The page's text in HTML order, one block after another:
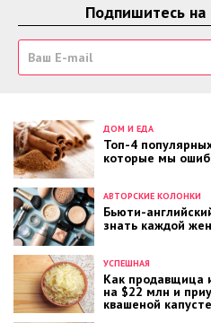
Подпишитесь на
ДОМ И ЕДА
Топ-4
которые мы
АВТОРСКИЕ КОЛОНКИ
Бьюти-
знать каждой
УСПЕШНАЯ
Как продавщица
на $22 млн и
квашеной капусте